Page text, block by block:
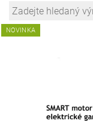
NOVINKA